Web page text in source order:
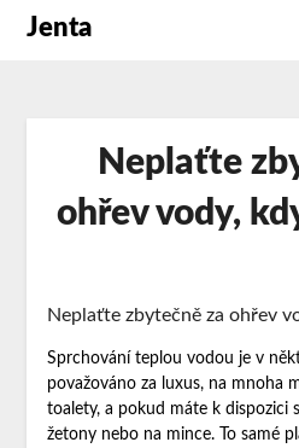
Jenta
Neplaťte
ohřev vody,
Neplaťte zbytečně za ohřev
Sprchování teplou vodou je v
považováno za luxus, na mnoha
toalety, a pokud máte k dispozici
žetony nebo na mince. To samé